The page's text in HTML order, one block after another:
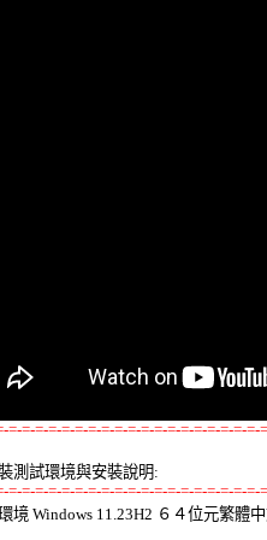
=-=-=-=-=-=-=-=-=-=-=-=-=-=-=-=-=-=-=-
測試環境與安裝說明:
=-=-=-=-=-=-=-=-=-=-=-=-=-=-=-=-=-=-=-
境 Windows 11.23H2 ６４位元繁體